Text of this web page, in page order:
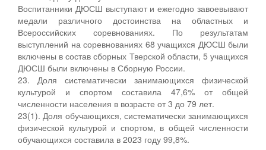
Воспитанники ДЮСШ выступают и ежегодно завоевывают
медали различного достоинства на областных и
Всероссийских соревнованиях. По результатам
выступлений на соревнованиях 68 учащихся ДЮСШ были
включены в состав сборных Тверской области, 5 учащихся
ДЮСШ были включены в Сборную России.
23. Доля систематически занимающихся физической
культурой и спортом составила 47,6% от общей
численности населения в возрасте от 3 до 79 лет.
23(1). Доля обучающихся, систематически занимающихся
физической культурой и спортом, в общей численности
обучающихся составила в 2023 году 99,8%.